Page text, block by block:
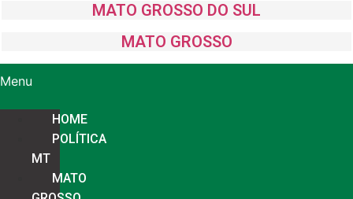
MATO GROSSO DO SUL
MATO GROSSO
Menu
HOME
POLÍTICA
MT
MATO